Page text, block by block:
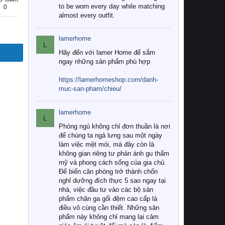
0
to be worn every day while matching
almost every outfit.
L
lamerhome
Hãy đến với lamer Home để sắm
ngay những sản phẩm phù hợp
https://lamerhomeshop.com/danh-
muc-san-pham/chieu/
L
lamerhome
Phòng ngủ không chỉ đơn thuần là nơi
để chúng ta ngả lưng sau một ngày
làm việc mệt mỏi, mà đây còn là
không gian riêng tư phản ánh gu thẩm
mỹ và phong cách sống của gia chủ.
Để biến căn phòng trở thành chốn
nghỉ dưỡng đích thực 5 sao ngay tại
nhà, việc đầu tư vào các bộ sản
phẩm chăn ga gối đệm cao cấp là
điều vô cùng cần thiết. Những sản
phẩm này không chỉ mang lại cảm